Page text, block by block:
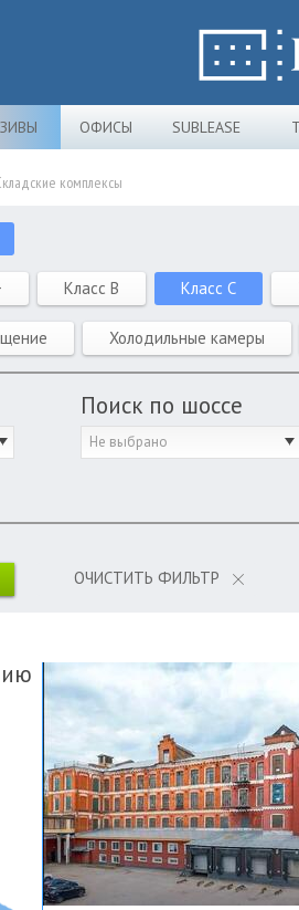
ОФИСЫ SUBLEASE
комплексы
Класс B Класс C
Холодильные камеры
Поиск по шоссе
Не выбрано
ОЧИСТИТЬ ФИЛЬТР